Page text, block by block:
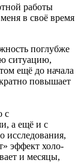
работы
в своё время
поглубже
ситуацию,
ещё до начала
повышает
с
а ещё и с
исследования,
эффект холо-
и месяцы,